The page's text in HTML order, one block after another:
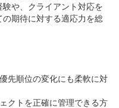
や、クライアント対応を
期待に対する適応力を総
先順位の変化にも柔軟に対
クトを正確に管理できる方